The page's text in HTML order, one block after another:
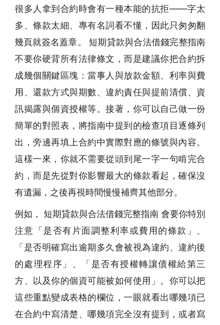
很多人拿到合約時會有一種本能的抗拒——字太
多、條款太細、專有名詞看不懂，因此只匆匆翻
幾頁就簽名蓋章。 短期貸款與合法借錢完整指南
不要你硬背所有法律條文，而是建議你把合約拆
成幾個關鍵區塊：當事人與放款金額、利率與費
用、還款方式與期數、違約責任與提前清償、資
訊揭露與個資授權等。接著，你可以自己做一份
簡單的對照表，將指南中提到的檢查項目逐條列
出，旁邊再填上合約中實際對應的條號與內容。
這樣一來，你就不需要從頭到尾一字一句啃完合
約，而是先從對你影響最大的條款看起，確保沒
有遺漏，之後再視時間慢慢補齊其他部分。
例如， 短期貸款與合法借錢完整指南 會要你特別
注意「是否有片面調整利率或費用的條款」、
「是否明確寫出逾期多久會被視為違約、違約後
的處理程序」、「是否有授權轉讓債權給第三
方、以及你的個資可能被如何使用」。你可以把
這些重點變成表格的欄位，一眼就看出哪幾項已
在合約中寫清楚、哪幾項完全沒有提到，或者寫